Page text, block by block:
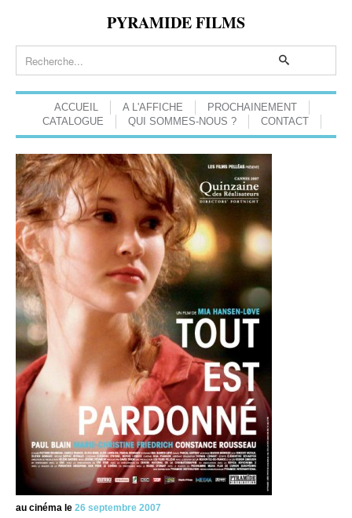
PYRAMIDE FILMS
ACCUEIL A L'AFFICHE
PROCHAINEMENT
CATALOGUE
QUI SOMMES-NOUS ? CONTACT
au cinéma le 26 septembre 2007